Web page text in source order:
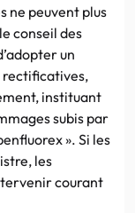
ne peuvent plus
conseil des
un
rectificatives,
instituant
subis par
». Si les
les
courant